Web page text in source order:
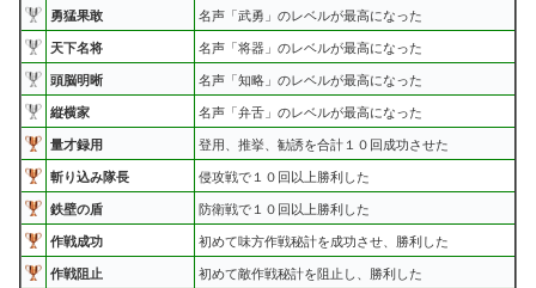
勇猛果敢
名声「武勇」のレベルが最高になった
天下名将
名声「将器」のレベルが最高になった
頭脳明晰
名声「知略」のレベルが最高になった
縦横家
名声「弁舌」のレベルが最高になった
量才録用
登用、推挙、勧誘を合計１０回成功させた
斬り込み隊長
侵攻戦で１０回以上勝利した
鉄壁の盾
防衛戦で１０回以上勝利した
作戦成功
初めて味方作戦秘計を成功させ、勝利した
作戦阻止
初めて敵作戦秘計を阻止し、勝利した